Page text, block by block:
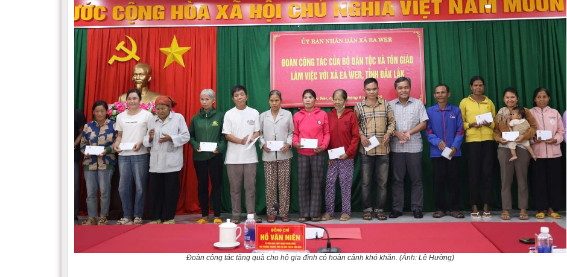
Đoàn công tác tặng quà cho hộ gia đình có hoàn cảnh khó khăn. (Ảnh: Lê Hường)